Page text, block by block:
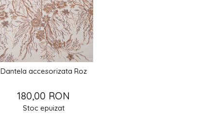
Dantela accesorizata Roz
180,00 RON
Stoc epuizat